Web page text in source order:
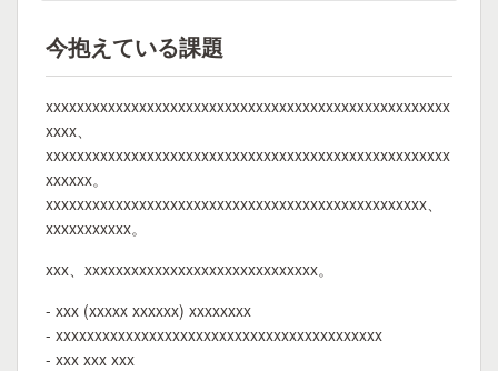
今抱えている課題
xxxxxxxxxxxxxxxxxxxxxxxxxxxxxxxxxxxxxxxxxxxxxxxxxxxx
xxxx、
xxxxxxxxxxxxxxxxxxxxxxxxxxxxxxxxxxxxxxxxxxxxxxxxxxxx
xxxxxx。
xxxxxxxxxxxxxxxxxxxxxxxxxxxxxxxxxxxxxxxxxxxxxxxxx、
xxxxxxxxxxx。
xxx、xxxxxxxxxxxxxxxxxxxxxxxxxxxxxx。
- xxx (xxxxx xxxxxx) xxxxxxxx
- xxxxxxxxxxxxxxxxxxxxxxxxxxxxxxxxxxxxxxxxxx
- xxx xxx xxx